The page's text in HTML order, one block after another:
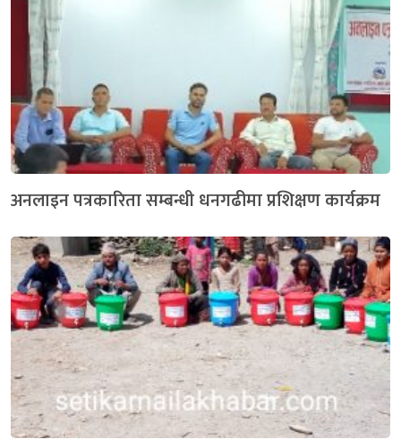
अनलाइन पत्रकारिता सम्बन्धी धनगढीमा प्रशिक्षण कार्यक्रम